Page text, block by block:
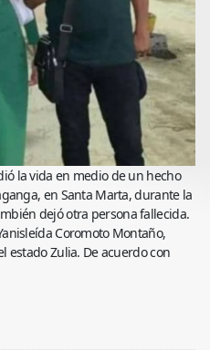
la vida en medio de un hecho
en Santa Marta, durante la
dejó otra persona fallecida.
Coromoto Montaño,
estado Zulia. De acuerdo con